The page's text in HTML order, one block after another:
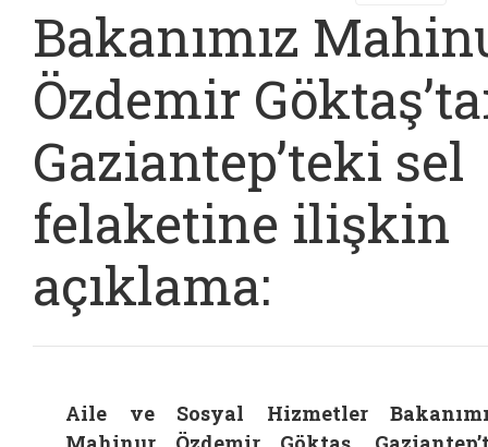
Bakanımız
Özdemir
Gaziantep’teki sel
felaketine ilişkin
açıklama:
Aile ve Sosyal Hizmetler